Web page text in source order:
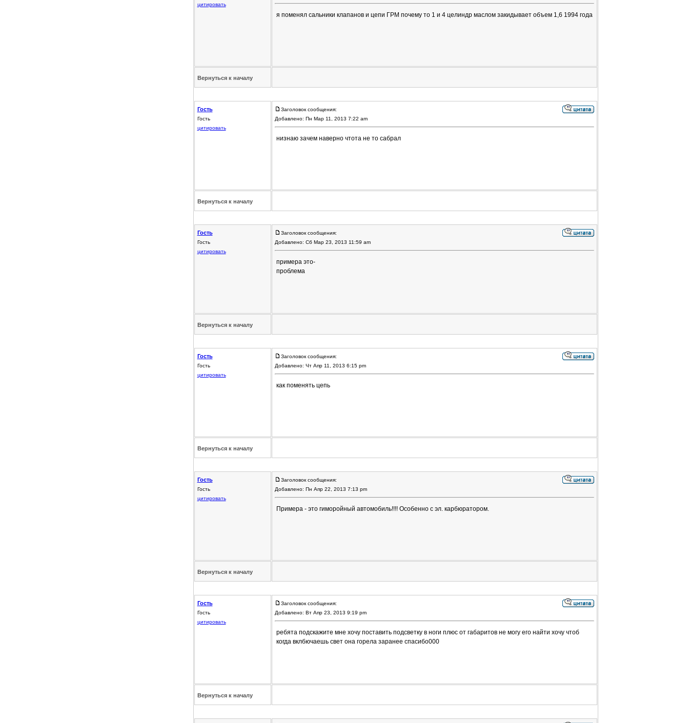
цитировать
я поменял сальники клапанов и цепи ГРМ почему то 1 и 4 целиндр маслом закидывает объем 1,6 1994 года
Вернуться к началу
Гость
Гость
цитировать
Заголовок сообщения:
Добавлено: Пн Мар 11, 2013 7:22 am
низнаю зачем наверно чтота не то сабрал
Вернуться к началу
Гость
Гость
цитировать
Заголовок сообщения:
Добавлено: Сб Мар 23, 2013 11:59 am
примера это-
проблема
Вернуться к началу
Гость
Гость
цитировать
Заголовок сообщения:
Добавлено: Чт Апр 11, 2013 6:15 pm
как поменять цепь
Вернуться к началу
Гость
Гость
цитировать
Заголовок сообщения:
Добавлено: Пн Апр 22, 2013 7:13 pm
Примера - это гиморойный автомобиль!!!! Особенно с эл. карбюратором.
Вернуться к началу
Гость
Гость
цитировать
Заголовок сообщения:
Добавлено: Вт Апр 23, 2013 9:19 pm
ребята подскажите мне хочу поставить подсветку в ноги плюс от габаритов не могу его найти хочу чтоб
когда вклбючаешь свет она горела заранее спасибо000
Вернуться к началу